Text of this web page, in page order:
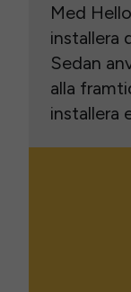
Med
installera
Sedan
alla
installera